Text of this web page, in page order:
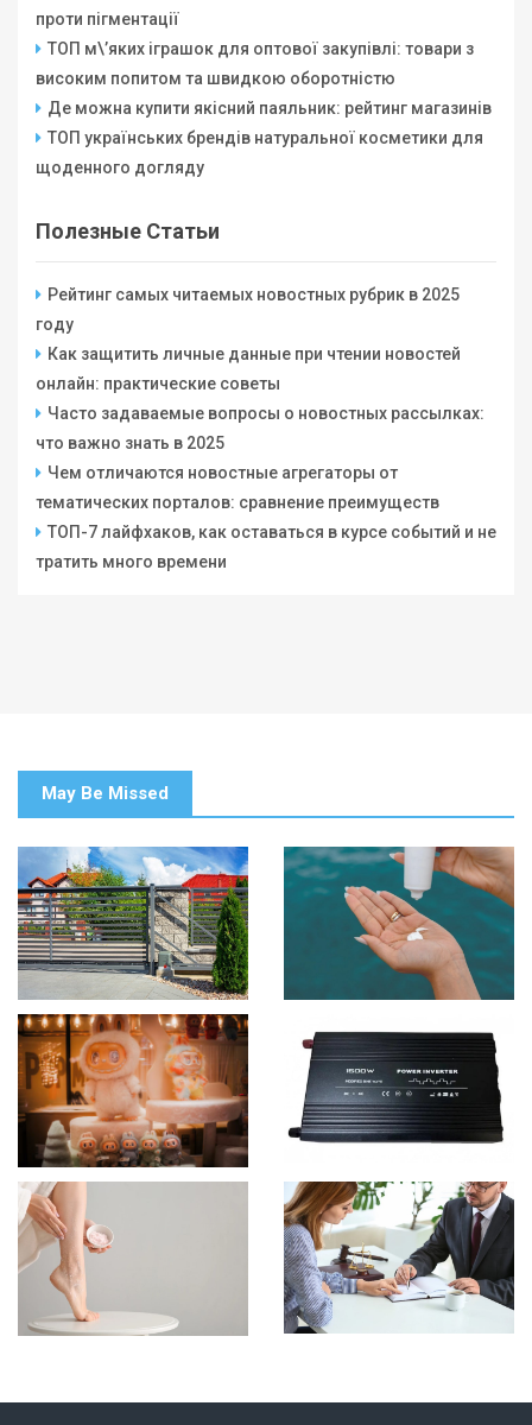
проти пігментації
ТОП м\’яких іграшок для оптової закупівлі: товари з
високим попитом та швидкою оборотністю
Де можна купити якісний паяльник: рейтинг магазинів
ТОП українських брендів натуральної косметики для
щоденного догляду
Полезные Статьи
Рейтинг самых читаемых новостных рубрик в 2025
году
Как защитить личные данные при чтении новостей
онлайн: практические советы
Часто задаваемые вопросы о новостных рассылках:
что важно знать в 2025
Чем отличаются новостные агрегаторы от
тематических порталов: сравнение преимуществ
ТОП-7 лайфхаков, как оставаться в курсе событий и не
тратить много времени
May Be Missed